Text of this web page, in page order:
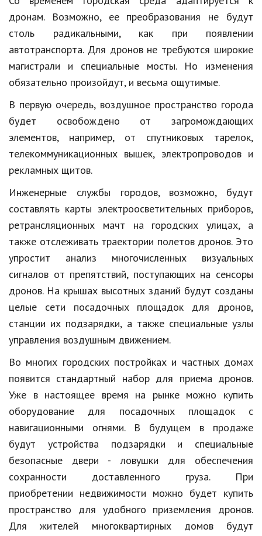
Юриспруденция
Природа
Образование
Наука и технологии
дронам. Возможно, ее преобразования не будут
столь радикальными, как при появлении
автотранспорта. Для дронов не требуются широкие
магистрали и специальные мосты. Но изменения
обязательно произойдут, и весьма ощутимые.
В первую очередь, воздушное пространство города
будет освобождено от загромождающих
элементов, например, от спутниковых тарелок,
телекоммуникационных вышек, электропроводов и
рекламных щитов.
Инженерные службы городов, возможно, будут
составлять карты электроосветительных приборов,
ретрансляционных мачт на городских улицах, а
также отслеживать траектории полетов дронов. Это
упростит анализ многочисленных визуальных
сигналов от препятствий, поступающих на сенсоры
дронов. На крышах высотных зданий будут созданы
целые сети посадочных площадок для дронов,
станции их подзарядки, а также специальные узлы
управления воздушным движением.
Во многих городских постройках и частных домах
появится стандартный набор для приема дронов.
Уже в настоящее время на рынке можно купить
оборудование для посадочных площадок с
навигационными огнями. В будущем в продаже
будут устройства подзарядки и специальные
безопасные двери - ловушки для обеспечения
сохранности доставленного груза. При
приобретении недвижимости можно будет купить
пространство для удобного приземления дронов.
Для жителей многоквартирных домов будут